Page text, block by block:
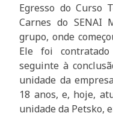
Egresso do Curso
Carnes do SENAI
grupo, onde
Ele foi
seguinte à
unidade da
18 anos, e, hoje,
unidade da Petsko,